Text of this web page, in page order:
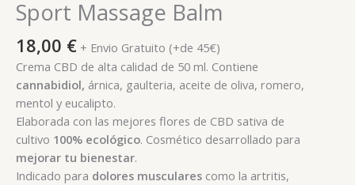
Sport Massage Balm
18,00 € + Envio Gratuito (+de 45€)
Crema CBD de alta calidad de 50 ml. Contiene
cannabidiol, árnica, gaulteria, aceite de oliva, romero,
mentol y eucalipto.
Elaborada con las mejores flores de CBD sativa de
cultivo 100% ecológico. Cosmético desarrollado para
mejorar tu bienestar.
Indicado para dolores musculares como la artritis,